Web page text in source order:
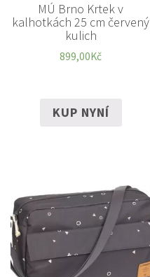
MÚ Brno Krtek v
kalhotkách 25 cm červený
kulich
899,00Kč
KUP NYNÍ